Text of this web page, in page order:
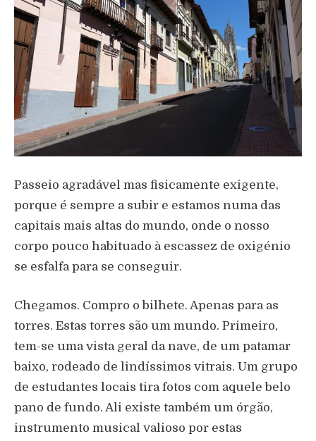
Passeio agradável mas fisicamente exigente,
porque é sempre a subir e estamos numa das
capitais mais altas do mundo, onde o nosso
corpo pouco habituado à escassez de oxigénio
se esfalfa para se conseguir.
Chegamos. Compro o bilhete. Apenas para as
torres. Estas torres são um mundo. Primeiro,
tem-se uma vista geral da nave, de um patamar
baixo, rodeado de lindíssimos vitrais. Um grupo
de estudantes locais tira fotos com aquele belo
pano de fundo. Ali existe também um órgão,
instrumento musical valioso por estas